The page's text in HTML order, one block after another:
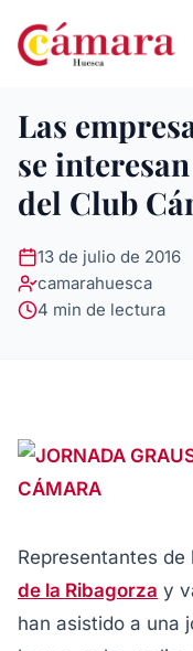
Las
se
del Club
13 de julio de 2016
camarahuesca
4 min de lectura
Representantes de
de la Ribagorza y
han asistido a una